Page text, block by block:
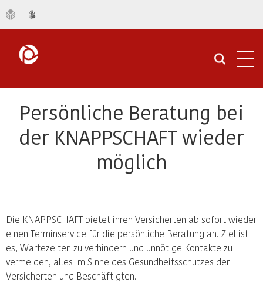
Persönliche Beratung bei
der KNAPPSCHAFT wieder
möglich
Die KNAPPSCHAFT bietet ihren Versicherten ab sofort wieder
einen Terminservice für die persönliche Beratung an. Ziel ist
es, Wartezeiten zu verhindern und unnötige Kontakte zu
vermeiden, alles im Sinne des Gesundheitsschutzes der
Versicherten und Beschäftigten.